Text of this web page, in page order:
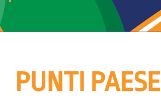
PUNTI PAESE